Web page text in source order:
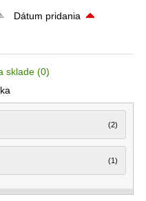
Dátum pridania
sklade (0)
(2)
(1)